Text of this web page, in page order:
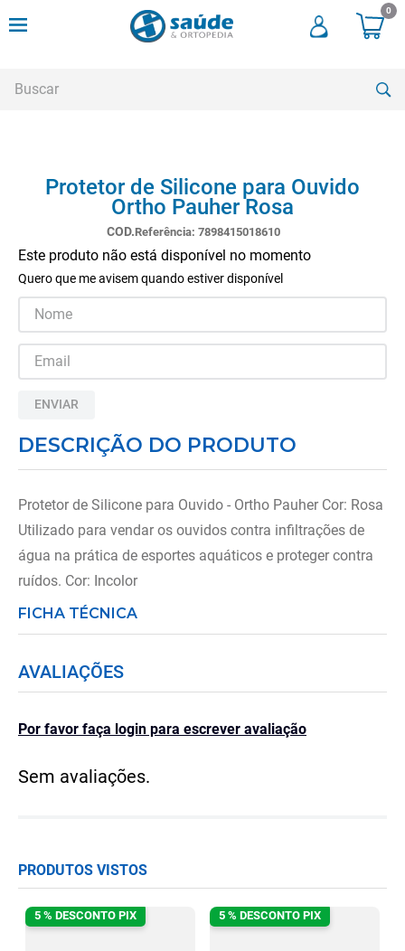
0
Protetor de Silicone para Ouvido
Ortho Pauher Rosa
Referência: 7898415018610
Este produto não está disponível no momento
Quero que me avisem quando estiver disponível
ENVIAR
DESCRIÇÃO DO PRODUTO
Protetor de Silicone para Ouvido - Ortho Pauher Cor: Rosa
Utilizado para vendar os ouvidos contra infiltrações de
água na prática de esportes aquáticos e proteger contra
ruídos. Cor: Incolor
FICHA TÉCNICA
AVALIAÇÕES
Por favor faça login para escrever avaliação
Sem avaliações.
PRODUTOS VISTOS
5 % DESCONTO PIX 5 % DESCONTO PIX
andadores
meia compressao
3º
cadeira rodas
4º
bota imobilizadora
andador
6º
imobilizador joelho
7º
cadeira rodas agile
tipoia
9º
cadeira higienica
10º munique